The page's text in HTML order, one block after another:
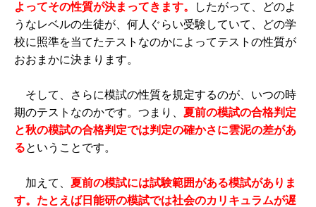
よってその性質が決まってきます。
したがって、どのよ
うなレベルの生徒が、何人ぐらい受験していて、どの学
校に照準を当てたテストなのかによってテストの性質が
おおまかに決まります。
そして、さらに模試の性質を規定するのが、いつの時
期のテストなのかです。つまり、 夏前の模試の合格判定
と秋の模試の合格判定では判定の確かさに雲泥の差があ
るということです。
加えて、 夏前の模試には試験範囲がある模試がありま
す。たとえば日能研の模試では社会のカリキュラムが遅